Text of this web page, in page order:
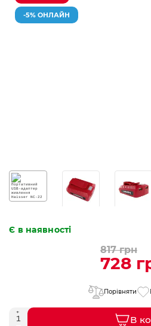
-5% ОНЛАЙН
Є в наявності
817 грн
728
Порівняти
В